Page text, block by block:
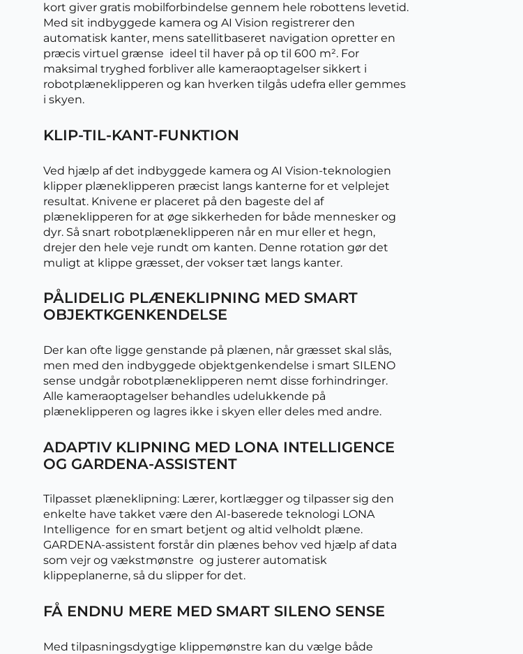
kort giver gratis mobilforbindelse gennem hele robottens levetid.
Med sit indbyggede kamera og AI Vision registrerer den
automatisk kanter, mens satellitbaseret navigation opretter en
præcis virtuel grænse  ideel til haver på op til 600 m². For
maksimal tryghed forbliver alle kameraoptagelser sikkert i
robotplæneklipperen og kan hverken tilgås udefra eller gemmes
i skyen.
KLIP-TIL-KANT-FUNKTION
Ved hjælp af det indbyggede kamera og AI Vision-teknologien
klipper plæneklipperen præcist langs kanterne for et velplejet
resultat. Knivene er placeret på den bageste del af
plæneklipperen for at øge sikkerheden for både mennesker og
dyr. Så snart robotplæneklipperen når en mur eller et hegn,
drejer den hele veje rundt om kanten. Denne rotation gør det
muligt at klippe græsset, der vokser tæt langs kanter.
PÅLIDELIG PLÆNEKLIPNING MED SMART
OBJEKTKGENKENDELSE
Der kan ofte ligge genstande på plænen, når græsset skal slås,
men med den indbyggede objektgenkendelse i smart SILENO
sense undgår robotplæneklipperen nemt disse forhindringer.
Alle kameraoptagelser behandles udelukkende på
plæneklipperen og lagres ikke i skyen eller deles med andre.
ADAPTIV KLIPNING MED LONA INTELLIGENCE
OG GARDENA-ASSISTENT
Tilpasset plæneklipning: Lærer, kortlægger og tilpasser sig den
enkelte have takket være den AI-baserede teknologi LONA
Intelligence  for en smart betjent og altid velholdt plæne.
GARDENA-assistent forstår din plænes behov ved hjælp af data
som vejr og vækstmønstre  og justerer automatisk
klippeplanerne, så du slipper for det.
FÅ ENDNU MERE MED SMART SILENO SENSE
Med tilpasningsdygtige klippemønstre kan du vælge både